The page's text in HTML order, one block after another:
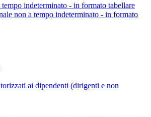
tempo indeterminato - in formato tabellare
non a tempo indeterminato - in formato
ai dipendenti (dirigenti e non